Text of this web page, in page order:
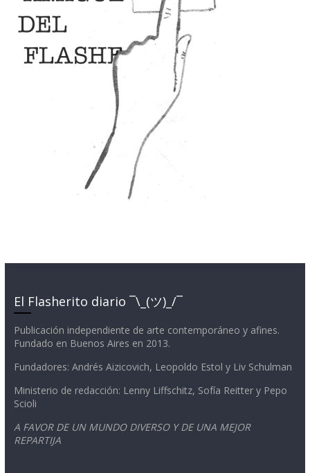
El Flasherito diario ¯\_(ツ)_/¯
Publicación independiente de arte contemporáneo y afines.
Fundado en Buenos Aires en 2013.
Fundadores: Andrés Aizicovich, Leopoldo Estol y Liv Schulman
Ministerio de redacción: Lenny Liffschitz, Sofía Reitter y Pepo
Scioli
A FAVOR DE UN MUNDO DIVERSO Y DE UNA MEJOR
REPARTIJA